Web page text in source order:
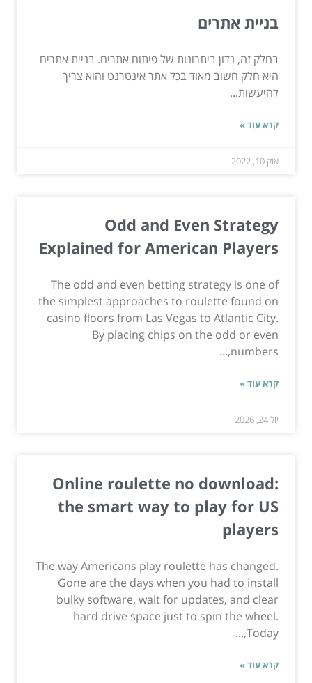
בניית אתרים
בחלק זה, נדון ביתרונות של פיתוח אתרים. בניית אתרים
היא חלק חשוב מאוד בכל אתר אינטרנט והוא צריך
להיעשות...
קרא עוד »
אוק 10, 2022
Odd and Even Strategy
Explained for American Players
The odd and even betting strategy is one of
the simplest approaches to roulette found on
casino floors from Las Vegas to Atlantic City.
By placing chips on the odd or even
numbers,...
קרא עוד »
יול 24, 2026
Online roulette no download:
the smart way to play for US
players
The way Americans play roulette has changed.
Gone are the days when you had to install
bulky software, wait for updates, and clear
hard drive space just to spin the wheel.
Today,...
קרא עוד »